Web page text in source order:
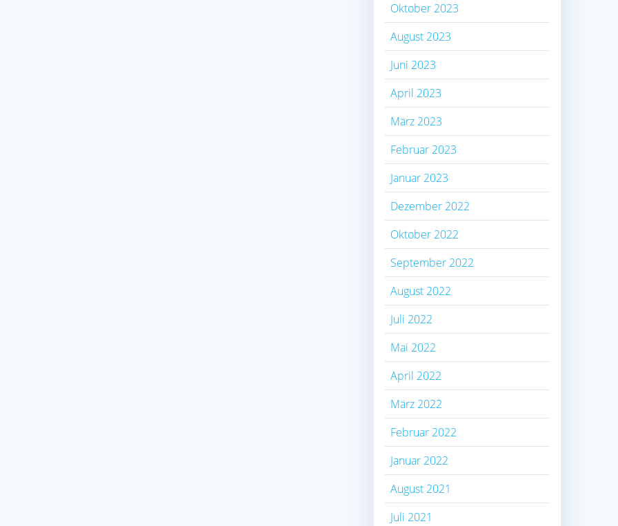
Oktober 2023
August 2023
Juni 2023
April 2023
März 2023
Februar 2023
Januar 2023
Dezember 2022
Oktober 2022
September 2022
August 2022
Juli 2022
Mai 2022
April 2022
März 2022
Februar 2022
Januar 2022
August 2021
Juli 2021